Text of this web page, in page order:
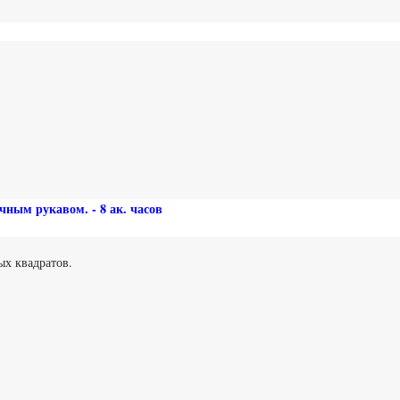
рукавом. - 8 ак. часов
квадратов.